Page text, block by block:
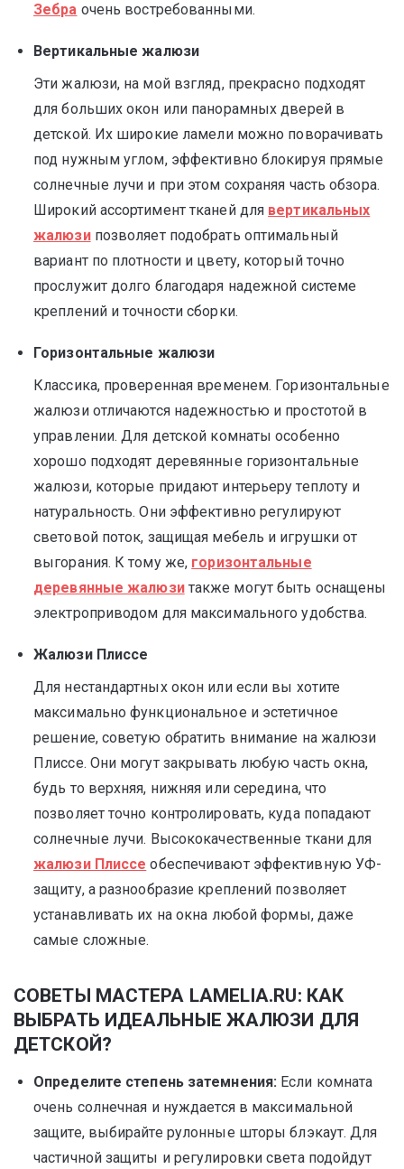
Зебра очень востребованными.
Вертикальные жалюзи
Эти жалюзи, на мой взгляд, прекрасно подходят
для больших окон или панорамных дверей в
детской. Их широкие ламели можно поворачивать
под нужным углом, эффективно блокируя прямые
солнечные лучи и при этом сохраняя часть обзора.
Широкий ассортимент тканей для вертикальных
жалюзипозволяет подобрать оптимальный
вариант по плотности и цвету, который точно
прослужит долго благодаря надежной системе
креплений и точности сборки.
Горизонтальные жалюзи
Классика, проверенная временем. Горизонтальные
жалюзи отличаются надежностью и простотой в
управлении. Для детской комнаты особенно
хорошо подходят деревянные горизонтальные
жалюзи, которые придают интерьеру теплоту и
натуральность. Они эффективно регулируют
световой поток, защищая мебель и игрушки от
выгорания. К тому же, горизонтальные
деревянные жалюзитакже могут быть оснащены
электроприводом для максимального удобства.
Жалюзи Плиссе
Для нестандартных окон или если вы хотите
максимально функциональное и эстетичное
решение, советую обратить внимание на жалюзи
Плиссе. Они могут закрывать любую часть окна,
будь то верхняя, нижняя или середина, что
позволяет точно контролировать, куда попадают
солнечные лучи. Высококачественные ткани для
жалюзи Плиссе обеспечивают эффективную УФ-
защиту, а разнообразие креплений позволяет
устанавливать их на окна любой формы, даже
самые сложные.
СОВЕТЫ МАСТЕРА LAMELIA.RU: КАК
ВЫБРАТЬ ИДЕАЛЬНЫЕ ЖАЛЮЗИ ДЛЯ
ДЕТСКОЙ?
Определите степень затемнения: Если комната
очень солнечная и нуждается в максимальной
защите, выбирайте рулонные шторы блэкаут. Для
частичной защиты и регулировки света подойдут